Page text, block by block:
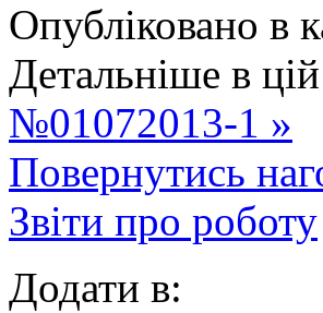
Опубліковано в
Детальніше в цій
№01072013-1 »
Повернутись
Звіти про роботу
Додати в: